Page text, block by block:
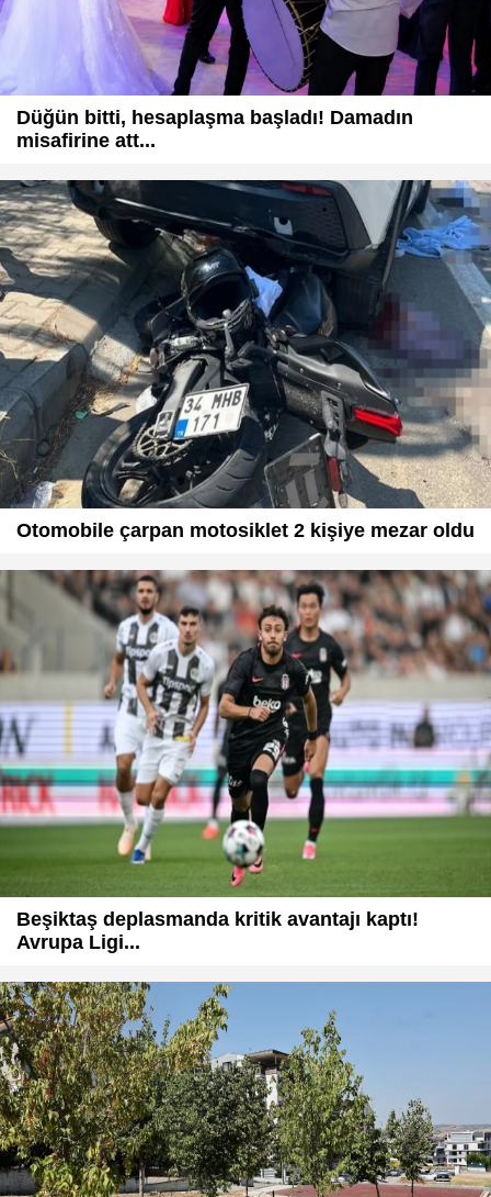
Düğün bitti, hesaplaşma başladı! Damadın
misafirine att...
Otomobile çarpan motosiklet 2 kişiye mezar oldu
Beşiktaş deplasmanda kritik avantajı kaptı!
Avrupa Ligi...